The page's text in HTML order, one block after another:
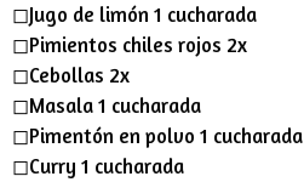
◻︎Jugo de limón 1 cucharada
◻︎Pimientos chiles rojos 2x
◻︎Cebollas 2x
◻︎Masala 1 cucharada
◻︎Pimentón en polvo 1 cucharada
◻︎Curry 1 cucharada